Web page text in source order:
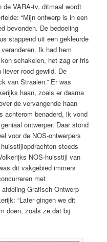
VARA-tv, ditmaal wordt
“Mijn ontwerp is in een
bevonden. De bedoeling
stappend uit een gekleurde
Ik had hem
schakelen, het zag er fris
rood gewild. De
van Straalen.” Er was
haan, zoals er daarna
de vervangende haan
achterom benaderd, ik vond
ontwerper. Daar stond
voor de NOS-ontwerpers
steeds
NOS-huisstijl van
dit vakgebied immers
met
Grafisch Ontwerp
“Later gingen we dit
doen, zoals ze dat bij